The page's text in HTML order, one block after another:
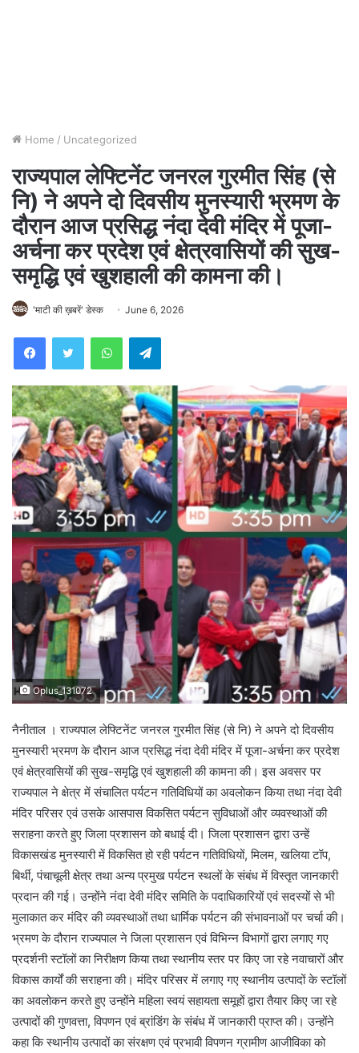
Home / Uncategorized
राज्यपाल लेफ्टिनेंट जनरल गुरमीत सिंह (से
नि) ने अपने दो दिवसीय मुनस्यारी भ्रमण के
दौरान आज प्रसिद्ध नंदा देवी मंदिर में पूजा-
अर्चना कर प्रदेश एवं क्षेत्रवासियों की सुख-
समृद्धि एवं खुशहाली की कामना की।
'माटी की ख़बरें' डेस्क June 6, 2026
WhatsAppTelegram
Oplus_131072
नैनीताल । राज्यपाल लेफ्टिनेंट जनरल गुरमीत सिंह (से नि) ने अपने दो दिवसीय
मुनस्यारी भ्रमण के दौरान आज प्रसिद्ध नंदा देवी मंदिर में पूजा-अर्चना कर प्रदेश
एवं क्षेत्रवासियों की सुख-समृद्धि एवं खुशहाली की कामना की। इस अवसर पर
राज्यपाल ने क्षेत्र में संचालित पर्यटन गतिविधियों का अवलोकन किया तथा नंदा देवी
मंदिर परिसर एवं उसके आसपास विकसित पर्यटन सुविधाओं और व्यवस्थाओं की
सराहना करते हुए जिला प्रशासन को बधाई दी। जिला प्रशासन द्वारा उन्हें
विकासखंड मुनस्यारी में विकसित हो रही पर्यटन गतिविधियों, मिलम, खलिया टॉप,
बिर्थी, पंचाचूली क्षेत्र तथा अन्य प्रमुख पर्यटन स्थलों के संबंध में विस्तृत जानकारी
प्रदान की गई। उन्होंने नंदा देवी मंदिर समिति के पदाधिकारियों एवं सदस्यों से भी
मुलाकात कर मंदिर की व्यवस्थाओं तथा धार्मिक पर्यटन की संभावनाओं पर चर्चा की।
भ्रमण के दौरान राज्यपाल ने जिला प्रशासन एवं विभिन्न विभागों द्वारा लगाए गए
प्रदर्शनी स्टॉलों का निरीक्षण किया तथा स्थानीय स्तर पर किए जा रहे नवाचारों और
विकास कार्यों की सराहना की। मंदिर परिसर में लगाए गए स्थानीय उत्पादों के स्टॉलों
का अवलोकन करते हुए उन्होंने महिला स्वयं सहायता समूहों द्वारा तैयार किए जा रहे
उत्पादों की गुणवत्ता, विपणन एवं ब्रांडिंग के संबंध में जानकारी प्राप्त की। उन्होंने
कहा कि स्थानीय उत्पादों का संरक्षण एवं प्रभावी विपणन ग्रामीण आजीविका को